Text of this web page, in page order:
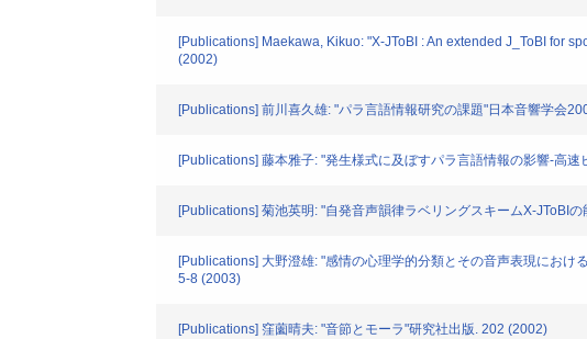
[Publications] Maekawa, Kikuo: "X-JToBI : An extended J_ToBI for
(2002)
[Publications] 前川喜久雄: "パラ言語情報研究の課題"日本音響学会
[Publications] 藤本雅子: "発生様式に及ぼすパラ言語情報の影響-高
[Publications] 菊池英明: "自発音声韻律ラベリングスキームX-JToBI
[Publications] 大野澄雄: "感情の心理学的分類とその音声表現にお
5-8 (2003)
[Publications] 窪薗晴夫: "音節とモーラ"研究社出版. 202 (2002)